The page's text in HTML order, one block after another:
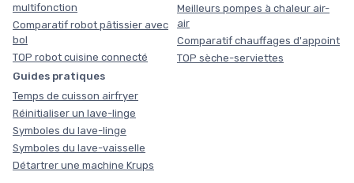
multifonction
Comparatif robot pâtissier avec
bol
TOP robot cuisine connecté
Meilleurs pompes à chaleur air-
air
Comparatif chauffages d'appoint
TOP sèche-serviettes
Guides pratiques
Temps de cuisson airfryer
Réinitialiser un lave-linge
Symboles du lave-linge
Symboles du lave-vaisselle
Détartrer une machine Krups